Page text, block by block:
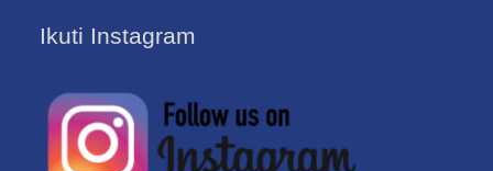
Ikuti Instagram